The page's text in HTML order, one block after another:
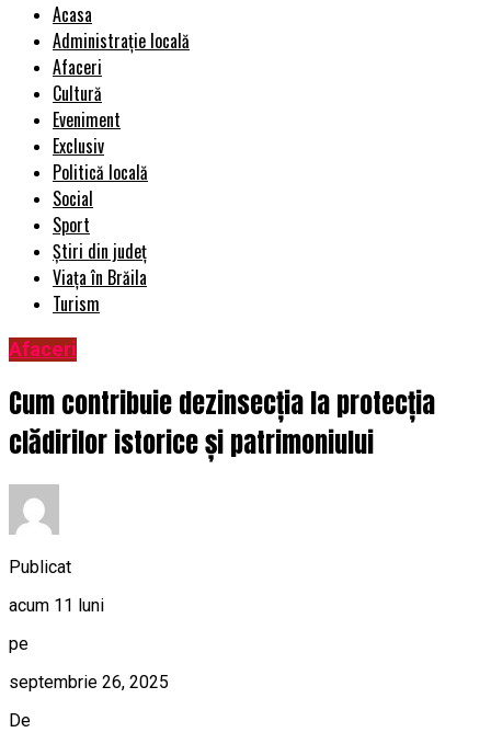
Acasa
Administrație locală
Afaceri
Cultură
Eveniment
Exclusiv
Politică locală
Social
Sport
Știri din județ
Viața în Brăila
Turism
Afaceri
Cum contribuie dezinsecția la protecția
clădirilor istorice și patrimoniului
Publicat
acum 11 luni
pe
septembrie 26, 2025
De